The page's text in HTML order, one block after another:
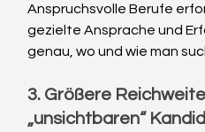
Anspruchsvolle Berufe
gezielte Ansprache und
genau, wo und wie man
3. Größere
„unsichtbaren“